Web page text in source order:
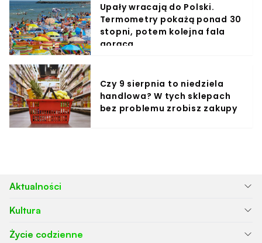
Upały wracają do Polski.
Termometry pokażą ponad 30
stopni, potem kolejna fala
gorąca
Czy 9 sierpnia to niedziela
handlowa? W tych sklepach
bez problemu zrobisz zakupy
Aktualności
Kultura
Życie codzienne